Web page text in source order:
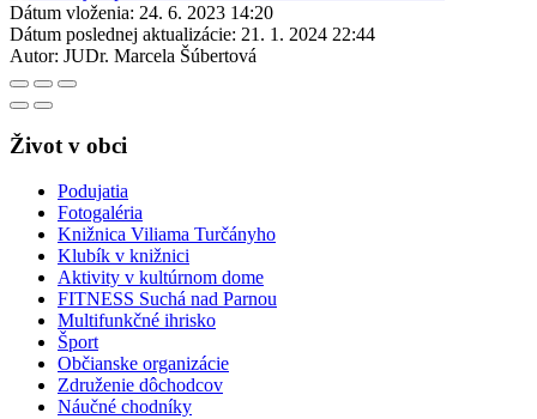
Dátum vloženia: 24. 6. 2023 14:20
Dátum poslednej aktualizácie: 21. 1. 2024 22:44
Autor: JUDr. Marcela Šúbertová
Život v obci
Podujatia
Fotogaléria
Knižnica Viliama Turčányho
Klubík v knižnici
Aktivity v kultúrnom dome
FITNESS Suchá nad Parnou
Multifunkčné ihrisko
Šport
Občianske organizácie
Združenie dôchodcov
Náučné chodníky